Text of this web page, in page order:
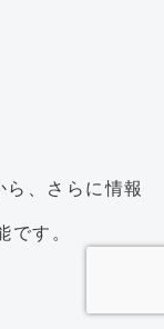
、さらに情報
です。